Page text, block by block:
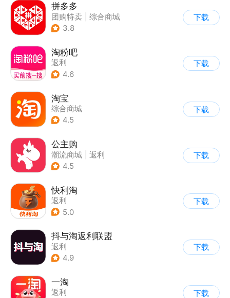
拼多多
团购特卖
综合商城
3.8
下载
淘粉吧
返利
4.6
下载
淘宝
综合商城
4.5
下载
公主购
潮流商城
返利
| 综合商城
4.5
下载
快利淘
返利
5.0
下载
抖与淘返利联盟
返利
4.9
下载
一淘
返利
下载